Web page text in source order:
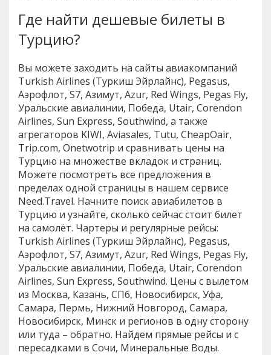
Где найти дешевые билеты в
Турцию?
Вы можете заходить на сайты авиакомпаний
Turkish Airlines (Туркиш Эйрлайнс), Pegasus,
Аэрофлот, S7, Азимут, Azur, Red Wings, Pegas Fly,
Уральские авиалинии, Победа, Utair, Corendon
Airlines, Sun Express, Southwind, а также
агрегаторов KIWI, Aviasales, Tutu, CheapOair,
Trip.com, Onetwotrip и сравнивать цены на
Турцию на множестве вкладок и страниц.
Можете посмотреть все предложения в
пределах одной страницы в нашем сервисе
Need.Travel. Начните поиск авиабилетов в
Турцию и узнайте, сколько сейчас стоит билет
на самолёт. Чартеры и регулярные рейсы:
Turkish Airlines (Туркиш Эйрлайнс), Pegasus,
Аэрофлот, S7, Азимут, Azur, Red Wings, Pegas Fly,
Уральские авиалинии, Победа, Utair, Corendon
Airlines, Sun Express, Southwind. Цены с вылетом
из Москва, Казань, СПб, Новосибирск, Уфа,
Самара, Пермь, Нижний Новгород, Самара,
Новосибирск, Минск и регионов в одну сторону
или туда – обратно. Найдем прямые рейсы и с
пересадками в Сочи, Минеральные Воды.